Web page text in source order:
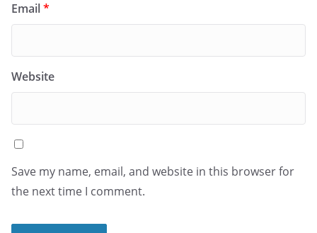
Email*
Website
Save my name, email, and website in this browser for
the next time I comment.